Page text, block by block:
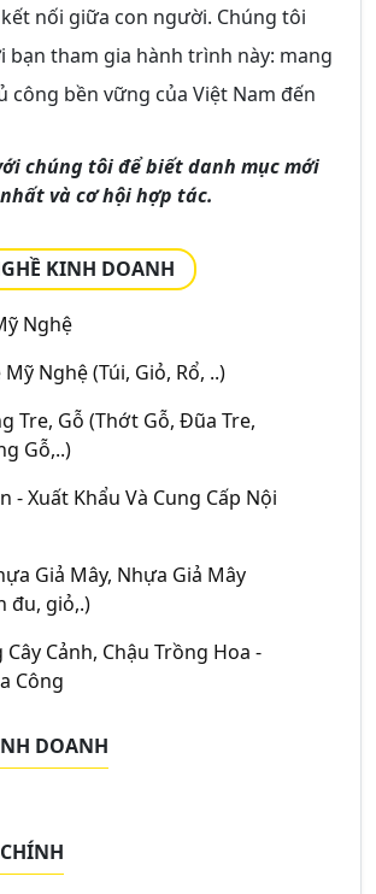
nối giữa con người. Chúng tôi
tham gia hành trình này: mang
công bền vững của Việt Nam đến
chúng tôi để biết danh mục mới
nhất và cơ hội hợp tác.
KINH DOANH
Nghệ
Nghệ (Túi, Giỏ, Rổ, ..)
Tre, Gỗ (Thớt Gỗ, Đũa Tre,
Gỗ,..)
- Xuất Khẩu Và Cung Cấp Nội
Giả Mây, Nhựa Giả Mây
đu, giỏ,.)
Cây Cảnh, Chậu Trồng Hoa -
Công
DOANH